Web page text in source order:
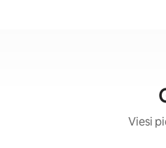
Viesi